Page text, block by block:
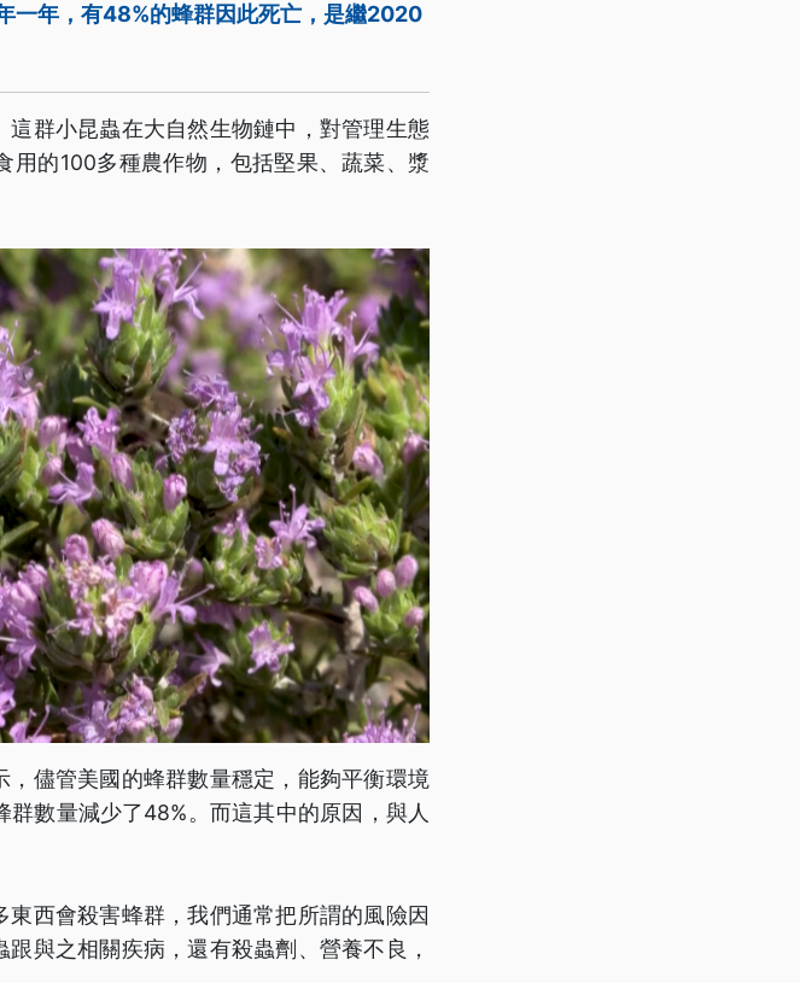
一年，有48%的蜂群因此死亡，是繼2020
群小昆蟲在大自然生物鏈中，對管理生態
用的100多種農作物，包括堅果、蔬菜、漿
儘管美國的蜂群數量穩定，能夠平衡環境
數量減少了48%。而這其中的原因，與人
西會殺害蜂群，我們通常把所謂的風險因
與之相關疾病，還有殺蟲劑、營養不良，